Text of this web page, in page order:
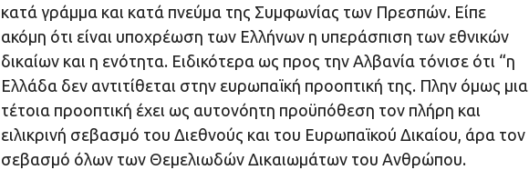
κατά γράμμα και κατά πνεύμα της Συμφωνίας των Πρεσπών. Είπε
ακόμη ότι είναι υποχρέωση των Ελλήνων η υπεράσπιση των εθνικών
δικαίων και η ενότητα. Ειδικότερα ως προς την Αλβανία τόνισε ότι “η
Ελλάδα δεν αντιτίθεται στην ευρωπαϊκή προοπτική της. Πλην όμως μια
τέτοια προοπτική έχει ως αυτονόητη προϋπόθεση τον πλήρη και
ειλικρινή σεβασμό του Διεθνούς και του Ευρωπαϊκού Δικαίου, άρα τον
σεβασμό όλων των Θεμελιωδών Δικαιωμάτων του Ανθρώπου.